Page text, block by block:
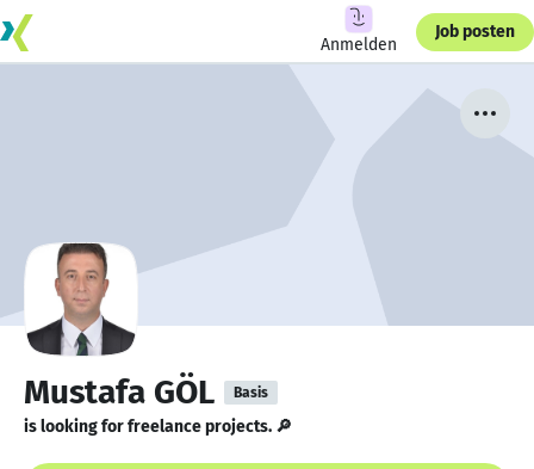
Anmelden
Job posten
Mustafa GÖL Basis
is looking for freelance projects. 🔎